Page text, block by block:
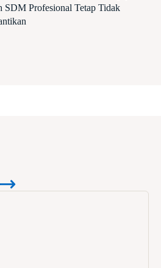
SDM Profesional Tetap Tidak